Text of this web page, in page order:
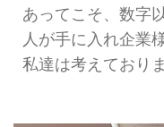
あってこそ、数字
人が手に入れ企業
私達は考えておりま